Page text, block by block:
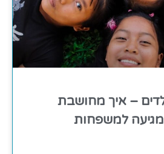
– איך מחושבת
למשפחות